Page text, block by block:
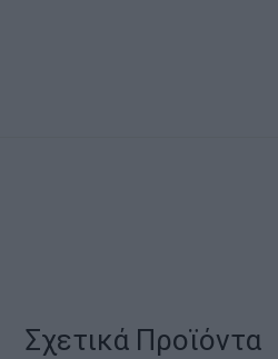
Σχετικά Προϊόντα